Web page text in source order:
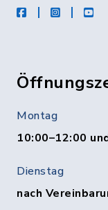
facebookinstagram
Montag
10:00–12:00
Dienstag
nach